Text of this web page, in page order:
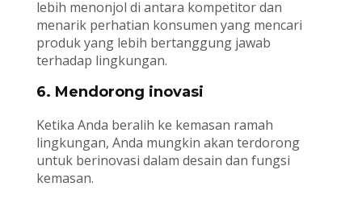
lebih menonjol di antara kompetitor dan
menarik perhatian konsumen yang mencari
produk yang lebih bertanggung jawab
terhadap lingkungan.
6. Mendorong inovasi
Ketika Anda beralih ke kemasan ramah
lingkungan, Anda mungkin akan terdorong
untuk berinovasi dalam desain dan fungsi
kemasan.